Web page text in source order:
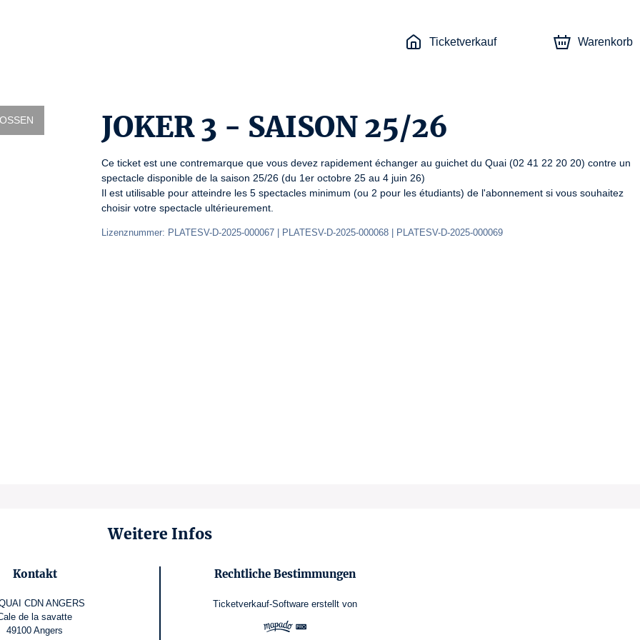
Ticketverkauf Warenkorb
JOKER 3 - SAISON 25/26
Ce ticket est une contremarque que vous devez rapidement échanger au guichet du Quai (02 41 22 20 20) contre un
spectacle disponible de la saison 25/26 (du 1er octobre 25 au 4 juin 26)
Il est utilisable pour atteindre les 5 spectacles minimum (ou 2 pour les étudiants) de l'abonnement si vous souhaitez
choisir votre spectacle ultérieurement.
Lizenznummer: PLATESV-D-2025-000067 | PLATESV-D-2025-000068 | PLATESV-D-2025-000069
Weitere Infos
Kontakt
CDN ANGERS
de la savatte
49100 Angers
Rechtliche Bestimmungen
Ticketverkauf-Software erstellt von